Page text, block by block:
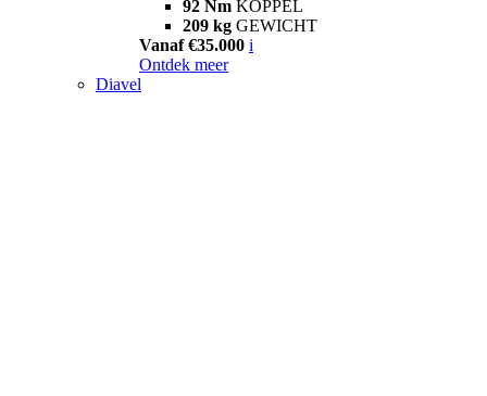
92 Nm KOPPEL
209 kg GEWICHT
Vanaf €35.000 i
Ontdek meer
Diavel